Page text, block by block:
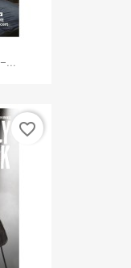
favorite_border